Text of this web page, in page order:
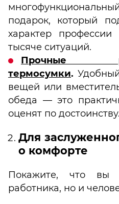
подарок, который
характер
тысяче ситуаций.
Прочные
термосумки.
вещей или
обеда — это
оценят по достоинству.
Для
о комфорте
Покажите, что вы
работника, но и